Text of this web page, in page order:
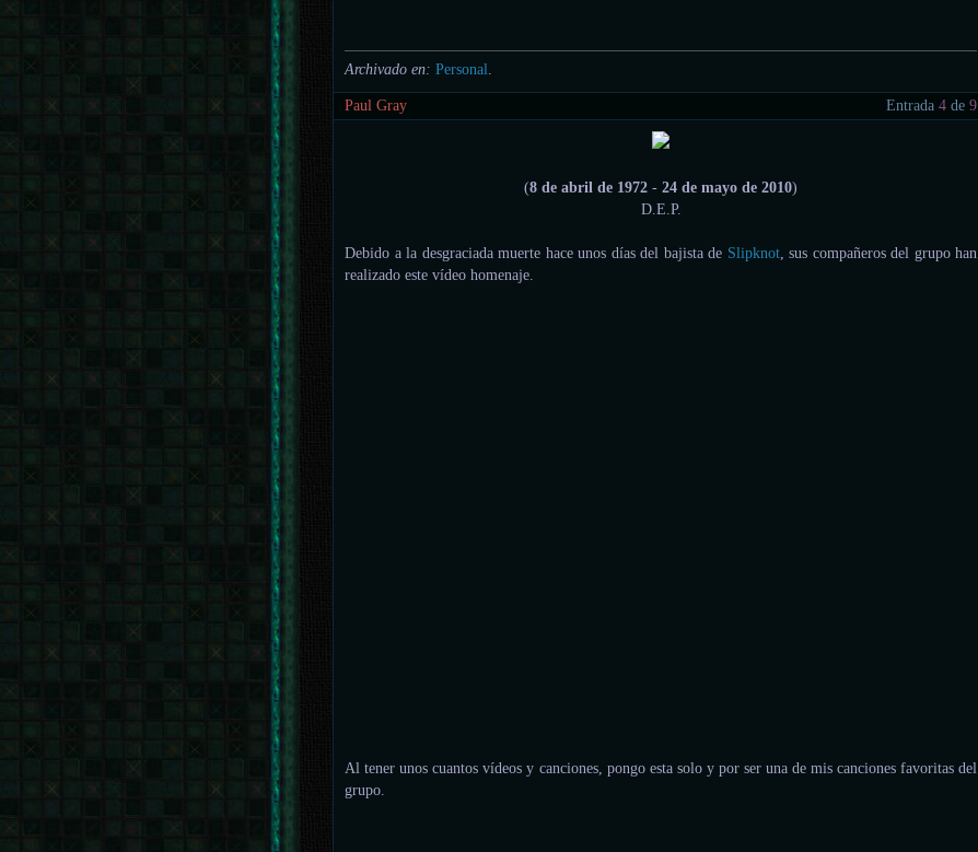
Archivado en: Personal
Paul Gray Entrada4 de9
(8 de abril de 1972 -24 de mayo de 2010)
D.E.P.
Debido a la desgraciada muerte hace unos días del bajista de Slipknot, sus compañeros del grupo han
realizado este vídeo homenaje.
Al tener unos cuantos vídeos y canciones, pongo esta solo y por ser una de mis canciones favoritas del
grupo.